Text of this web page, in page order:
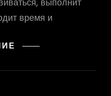
время и
СТАНЬТЕ
С